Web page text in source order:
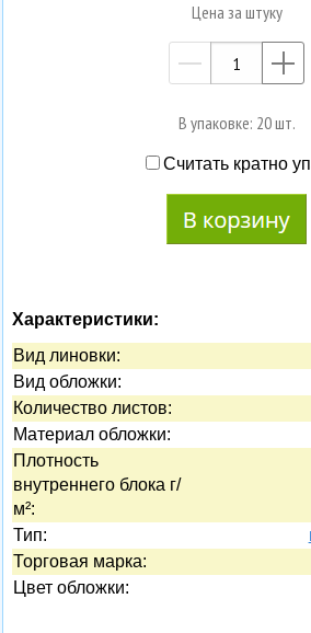
Цена за штуку
—
В упаковке: 20 шт.
Считать кратно
Характеристики:
Вид линовки:
Вид обложки:
Количество листов:
Материал обложки:
Плотность
внутреннего блока г/
м²:
Тип:
Торговая марка:
Цвет обложки: